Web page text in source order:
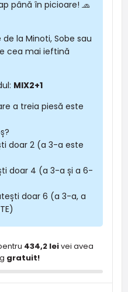
până în picioare! 🧢
la Minoti, Sobe sau
cea mai ieftină
MIX2+1
a treia piesă este
doar 2 (a 3-a este
doar 4 (a 3-a și a 6-
doar 6 (a 3-a, a
434,2 leivei avea
gratuit!